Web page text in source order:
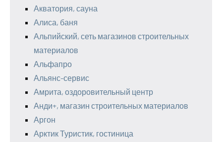
Акватория, сауна
Алиса, баня
Альпийский, сеть магазинов строительных
материалов
Альфапро
Альянс-сервис
Амрита, оздоровительный центр
Анди+, магазин строительных материалов
Аргон
Арктик Туристик, гостиница